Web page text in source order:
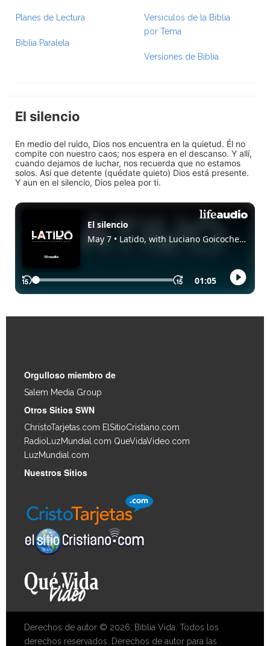
Planes de Lectura
Biblia Paralela
Versículos de la Biblia
por Tema
Versiones de Biblia
El silencio
En medio del ruido, Dios nos encuentra en la quietud. Él no
compite con nuestro caos; nos espera en el descanso. Y allí,
cuando dejamos de luchar, nos recuerda que no estamos
solos. Así que detente (quédate quieto) Dios está presente.
Y aun en el silencio, Dios pelea por ti.
Orgulloso miembro de
Salem Media Group
Otros Sitios SWN
ChristoTarjetas.com ElSitioCristiano.com
RadioLuzMundial.com QueVidaVideo.com
LuzMundial.com
Nuestros Sitios
Derechos de autor © 2026, Biblia Vida. Todos los
derechos reservados. Derechos de autor para las